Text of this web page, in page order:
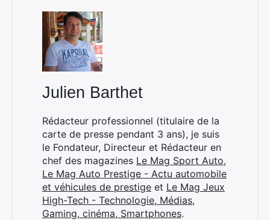
Julien Barthet
Rédacteur professionnel (titulaire de la
carte de presse pendant 3 ans), je suis
le Fondateur, Directeur et Rédacteur en
chef des magazines Le Mag Sport Auto,
Le Mag Auto Prestige - Actu automobile
et véhicules de prestige et Le Mag Jeux
High-Tech - Technologie, Médias,
Gaming, cinéma, Smartphones.